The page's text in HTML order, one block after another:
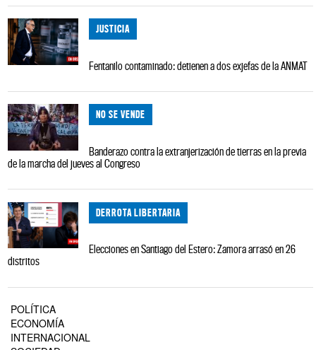
JUSTICIA
Fentanilo contaminado: detienen a dos exjefas de la ANMAT
NO SE VENDE
Banderazo contra la extranjerización de tierras en la previa
de la marcha del jueves al Congreso
DERROTA LIBERTARIA
Elecciones en Santiago del Estero: Zamora arrasó en 26
distritos
POLÍTICA
ECONOMÍA
INTERNACIONAL